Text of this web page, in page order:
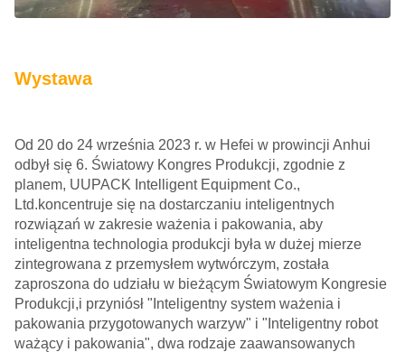
Wystawa
Od 20 do 24 września 2023 r. w Hefei w prowincji Anhui
odbył się 6. Światowy Kongres Produkcji, zgodnie z
planem, UUPACK Intelligent Equipment Co.,
Ltd.koncentruje się na dostarczaniu inteligentnych
rozwiązań w zakresie ważenia i pakowania, aby
inteligentna technologia produkcji była w dużej mierze
zintegrowana z przemysłem wytwórczym, została
zaproszona do udziału w bieżącym Światowym Kongresie
Produkcji,i przyniósł "Inteligentny system ważenia i
pakowania przygotowanych warzyw" i "Inteligentny robot
ważący i pakowania", dwa rodzaje zaawansowanych